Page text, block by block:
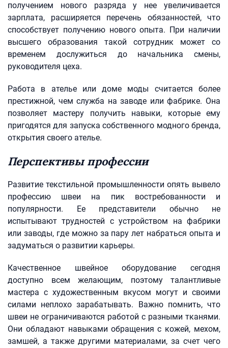
получением нового разряда у нее увеличивается
зарплата, расширяется перечень обязанностей, что
способствует получению нового опыта. При наличии
высшего образования такой сотрудник может со
временем дослужиться до начальника смены,
руководителя цеха.
Работа в ателье или доме моды считается более
престижной, чем служба на заводе или фабрике. Она
позволяет мастеру получить навыки, которые ему
пригодятся для запуска собственного модного бренда,
открытия своего ателье.
Перспективы профессии
Развитие текстильной промышленности опять вывело
профессию швеи на пик востребованности и
популярности. Ее представители обычно не
испытывают трудностей с устройством на фабрики
или заводы, где можно за пару лет набраться опыта и
задуматься о развитии карьеры.
Качественное швейное оборудование сегодня
доступно всем желающим, поэтому талантливые
мастера с художественным вкусом могут и своими
силами неплохо зарабатывать. Важно помнить, что
швеи не ограничиваются работой с разными тканями.
Они обладают навыками обращения с кожей, мехом,
замшей, а также другими материалами, за счет чего